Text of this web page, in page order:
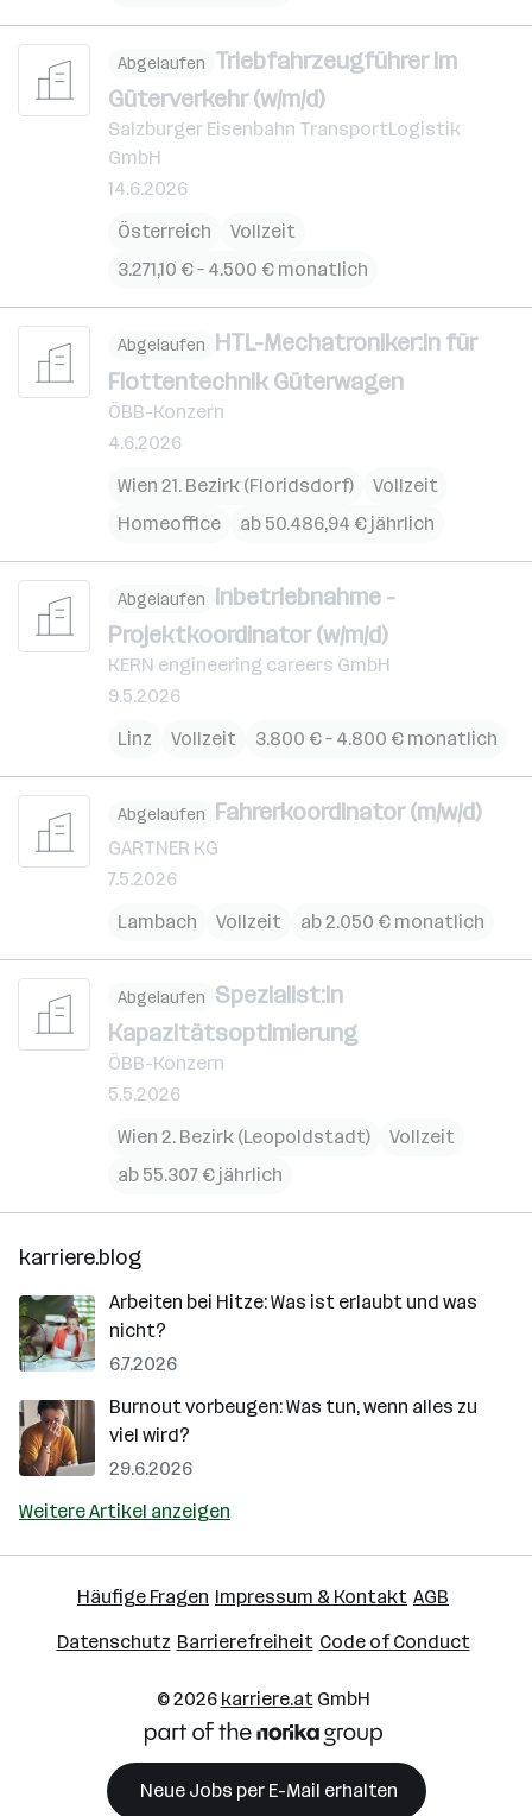
Abgelaufen Triebfahrzeugführer im
Güterverkehr (w/m/d)
Salzburger Eisenbahn TransportLogistik
GmbH
14.6.2026
Österreich
Vollzeit
3.271,10 € – 4.500 € monatlich
Abgelaufen HTL-Mechatroniker:in für
Flottentechnik Güterwagen
ÖBB-Konzern
4.6.2026
Wien 21. Bezirk (Floridsdorf)
Vollzeit
Homeoffice
ab 50.486,94 € jährlich
Abgelaufen Inbetriebnahme -
Projektkoordinator (w/m/d)
KERN engineering careers GmbH
9.5.2026
Linz
Vollzeit 3.800 € – 4.800 € monatlich
Abgelaufen Fahrerkoordinator (m/w/d)
GARTNER KG
7.5.2026
Lambach
Vollzeit ab 2.050 € monatlich
Abgelaufen Spezialist:in
Kapazitätsoptimierung
ÖBB-Konzern
5.5.2026
Wien 2. Bezirk (Leopoldstadt)
Vollzeit
ab 55.307 € jährlich
karriere.blog
Arbeiten bei Hitze: Was ist erlaubt und was
nicht?
6.7.2026
Burnout vorbeugen: Was tun, wenn alles zu
viel wird?
29.6.2026
Weitere Artikel anzeigen
Häufige Fragen Impressum & Kontakt AGB
Datenschutz Barrierefreiheit Code of Conduct
© 2026 karriere.atGmbH
Neue Jobs per E-Mail erhalten